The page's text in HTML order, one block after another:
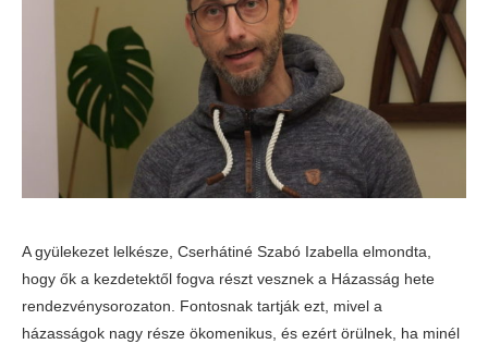
A gyülekezet lelkésze, Cserhátiné Szabó Izabella elmondta,
hogy ők a kezdetektől fogva részt vesznek a Házasság hete
rendezvénysorozaton. Fontosnak tartják ezt, mivel a
házasságok nagy része ökomenikus, és ezért örülnek, ha minél